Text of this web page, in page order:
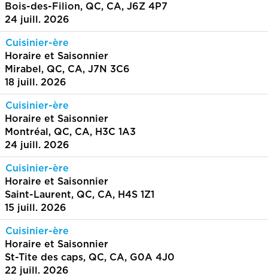
Bois-des-Filion, QC, CA, J6Z 4P7
24 juill. 2026
Cuisinier-ère
Horaire et Saisonnier
Mirabel, QC, CA, J7N 3C6
18 juill. 2026
Cuisinier-ère
Horaire et Saisonnier
Montréal, QC, CA, H3C 1A3
24 juill. 2026
Cuisinier-ère
Horaire et Saisonnier
Saint-Laurent, QC, CA, H4S 1Z1
15 juill. 2026
Cuisinier-ère
Horaire et Saisonnier
St-Tite des caps, QC, CA, G0A 4J0
22 juill. 2026